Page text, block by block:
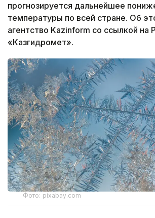
прогнозируется дальнейшее
температуры по всей стране. Об
агентство Kazinform со ссылкой на
«Казгидромет».
Фото: pixabay.com